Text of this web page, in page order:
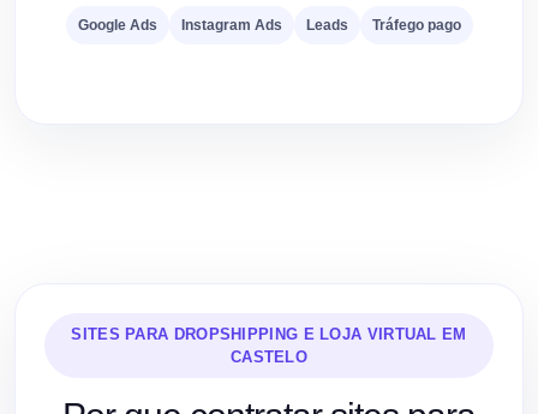
Google Ads Instagram Ads Leads Tráfego pago
SITES PARA DROPSHIPPING E LOJA VIRTUAL EM
CASTELO